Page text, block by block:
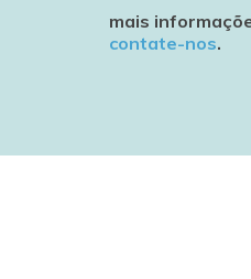
mais
contate-nos.